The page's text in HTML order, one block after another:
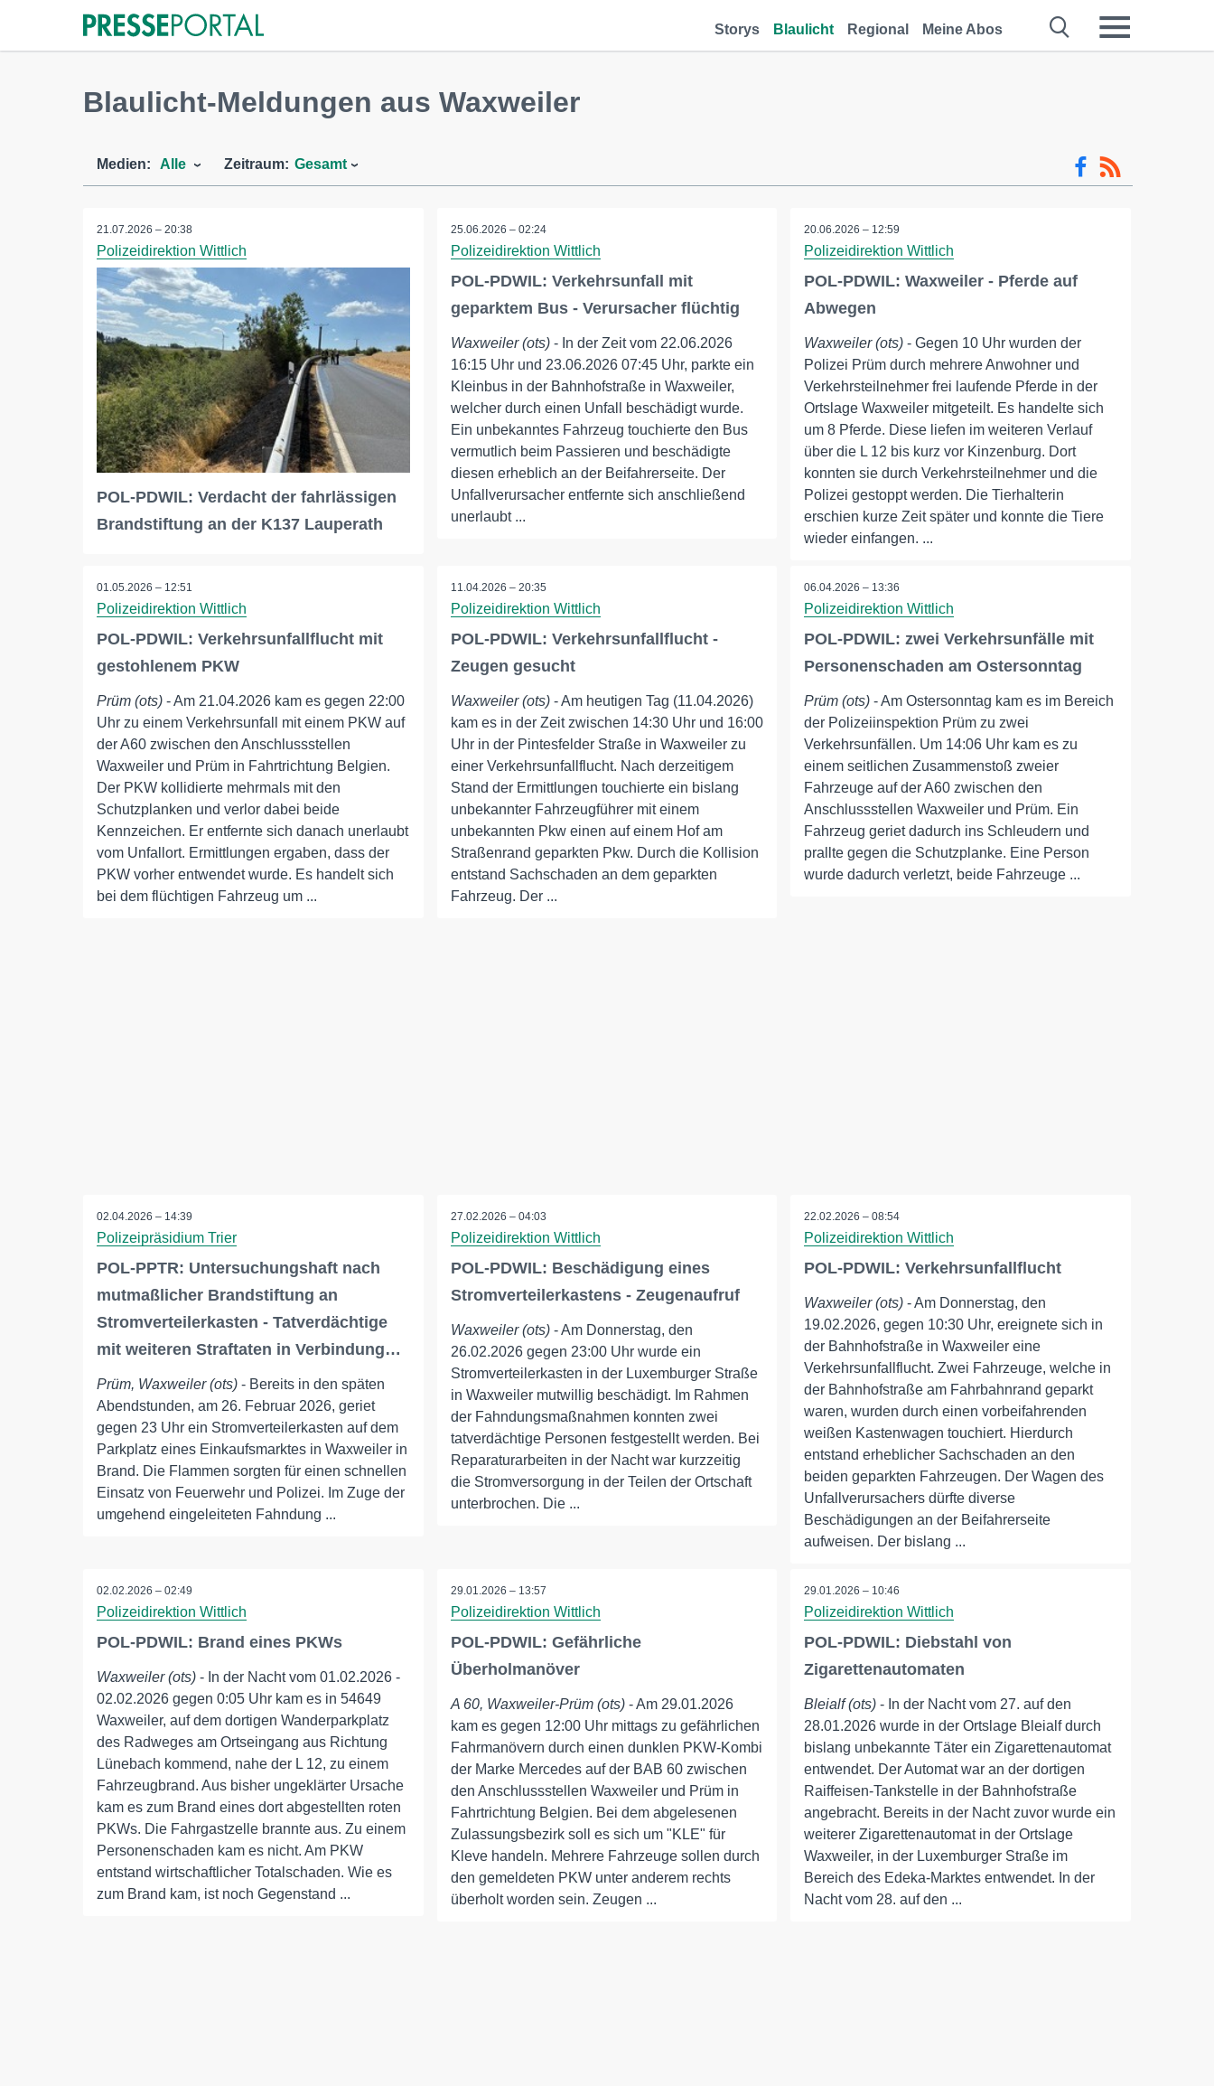
Storys Blaulicht Regional Meine Abos
Blaulicht-Meldungen aus Waxweiler
Medien: Alle Zeitraum: Gesamt
21.07.2026 – 20:38
Polizeidirektion Wittlich
POL-PDWIL: Verdacht der fahrlässigen
Brandstiftung an der K137 Lauperath
25.06.2026 – 02:24
Polizeidirektion Wittlich
POL-PDWIL: Verkehrsunfall mit
geparktem Bus - Verursacher flüchtig
Waxweiler (ots)- In der Zeit vom 22.06.2026
16:15 Uhr und 23.06.2026 07:45 Uhr, parkte ein
Kleinbus in der Bahnhofstraße in Waxweiler,
welcher durch einen Unfall beschädigt wurde.
Ein unbekanntes Fahrzeug touchierte den Bus
vermutlich beim Passieren und beschädigte
diesen erheblich an der Beifahrerseite. Der
Unfallverursacher entfernte sich anschließend
unerlaubt ...
20.06.2026 – 12:59
Polizeidirektion Wittlich
POL-PDWIL: Waxweiler - Pferde auf
Abwegen
Waxweiler (ots) - Gegen 10 Uhr wurden der
Polizei Prüm durch mehrere Anwohner und
Verkehrsteilnehmer frei laufende Pferde in der
Ortslage Waxweiler mitgeteilt. Es handelte sich
um 8 Pferde. Diese liefen im weiteren Verlauf
über die L 12 bis kurz vor Kinzenburg. Dort
konnten sie durch Verkehrsteilnehmer und die
Polizei gestoppt werden. Die Tierhalterin
erschien kurze Zeit später und konnte die Tiere
wieder einfangen. ...
01.05.2026 – 12:51
Polizeidirektion Wittlich
POL-PDWIL: Verkehrsunfallflucht mit
gestohlenem PKW
Prüm (ots) - Am 21.04.2026 kam es gegen 22:00
Uhr zu einem Verkehrsunfall mit einem PKW auf
der A60 zwischen den Anschlussstellen
Waxweiler und Prüm in Fahrtrichtung Belgien.
Der PKW kollidierte mehrmals mit den
Schutzplanken und verlor dabei beide
Kennzeichen. Er entfernte sich danach unerlaubt
vom Unfallort. Ermittlungen ergaben, dass der
PKW vorher entwendet wurde. Es handelt sich
bei dem flüchtigen Fahrzeug um ...
11.04.2026 – 20:35
Polizeidirektion Wittlich
POL-PDWIL: Verkehrsunfallflucht -
Zeugen gesucht
Waxweiler (ots)- Am heutigen Tag (11.04.2026)
kam es in der Zeit zwischen 14:30 Uhr und 16:00
Uhr in der Pintesfelder Straße in Waxweiler zu
einer Verkehrsunfallflucht. Nach derzeitigem
Stand der Ermittlungen touchierte ein bislang
unbekannter Fahrzeugführer mit einem
unbekannten Pkw einen auf einem Hof am
Straßenrand geparkten Pkw. Durch die Kollision
entstand Sachschaden an dem geparkten
Fahrzeug. Der ...
06.04.2026 – 13:36
Polizeidirektion Wittlich
POL-PDWIL: zwei Verkehrsunfälle mit
Personenschaden am Ostersonntag
Prüm (ots) - Am Ostersonntag kam es im Bereich
der Polizeiinspektion Prüm zu zwei
Verkehrsunfällen. Um 14:06 Uhr kam es zu
einem seitlichen Zusammenstoß zweier
Fahrzeuge auf der A60 zwischen den
Anschlussstellen Waxweiler und Prüm. Ein
Fahrzeug geriet dadurch ins Schleudern und
prallte gegen die Schutzplanke. Eine Person
wurde dadurch verletzt, beide Fahrzeuge ...
02.04.2026 – 14:39
Polizeipräsidium Trier
POL-PPTR: Untersuchungshaft nach
mutmaßlicher Brandstiftung an
Stromverteilerkasten - Tatverdächtige
mit weiteren Straftaten in Verbindung…
Prüm, Waxweiler (ots) - Bereits in den späten
Abendstunden, am 26. Februar 2026, geriet
gegen 23 Uhr ein Stromverteilerkasten auf dem
Parkplatz eines Einkaufsmarktes in Waxweiler in
Brand. Die Flammen sorgten für einen schnellen
Einsatz von Feuerwehr und Polizei. Im Zuge der
umgehend eingeleiteten Fahndung ...
27.02.2026 – 04:03
Polizeidirektion Wittlich
POL-PDWIL: Beschädigung eines
Stromverteilerkastens - Zeugenaufruf
Waxweiler (ots)- Am Donnerstag, den
26.02.2026 gegen 23:00 Uhr wurde ein
Stromverteilerkasten in der Luxemburger Straße
in Waxweiler mutwillig beschädigt. Im Rahmen
der Fahndungsmaßnahmen konnten zwei
tatverdächtige Personen festgestellt werden. Bei
Reparaturarbeiten in der Nacht war kurzzeitig
die Stromversorgung in der Teilen der Ortschaft
unterbrochen. Die ...
22.02.2026 – 08:54
Polizeidirektion Wittlich
POL-PDWIL: Verkehrsunfallflucht
Waxweiler (ots) - Am Donnerstag, den
19.02.2026, gegen 10:30 Uhr, ereignete sich in
der Bahnhofstraße in Waxweiler eine
Verkehrsunfallflucht. Zwei Fahrzeuge, welche in
der Bahnhofstraße am Fahrbahnrand geparkt
waren, wurden durch einen vorbeifahrenden
weißen Kastenwagen touchiert. Hierdurch
entstand erheblicher Sachschaden an den
beiden geparkten Fahrzeugen. Der Wagen des
Unfallverursachers dürfte diverse
Beschädigungen an der Beifahrerseite
aufweisen. Der bislang ...
02.02.2026 – 02:49
Polizeidirektion Wittlich
POL-PDWIL: Brand eines PKWs
Waxweiler (ots) - In der Nacht vom 01.02.2026 -
02.02.2026 gegen 0:05 Uhr kam es in 54649
Waxweiler, auf dem dortigen Wanderparkplatz
des Radweges am Ortseingang aus Richtung
Lünebach kommend, nahe der L 12, zu einem
Fahrzeugbrand. Aus bisher ungeklärter Ursache
kam es zum Brand eines dort abgestellten roten
PKWs. Die Fahrgastzelle brannte aus. Zu einem
Personenschaden kam es nicht. Am PKW
entstand wirtschaftlicher Totalschaden. Wie es
zum Brand kam, ist noch Gegenstand ...
29.01.2026 – 13:57
Polizeidirektion Wittlich
POL-PDWIL: Gefährliche
Überholmanöver
A 60, Waxweiler-Prüm (ots)- Am 29.01.2026
kam es gegen 12:00 Uhr mittags zu gefährlichen
Fahrmanövern durch einen dunklen PKW-Kombi
der Marke Mercedes auf der BAB 60 zwischen
den Anschlussstellen Waxweiler und Prüm in
Fahrtrichtung Belgien. Bei dem abgelesenen
Zulassungsbezirk soll es sich um "KLE" für
Kleve handeln. Mehrere Fahrzeuge sollen durch
den gemeldeten PKW unter anderem rechts
überholt worden sein. Zeugen ...
29.01.2026 – 10:46
Polizeidirektion Wittlich
POL-PDWIL: Diebstahl von
Zigarettenautomaten
Bleialf (ots) - In der Nacht vom 27. auf den
28.01.2026 wurde in der Ortslage Bleialf durch
bislang unbekannte Täter ein Zigarettenautomat
entwendet. Der Automat war an der dortigen
Raiffeisen-Tankstelle in der Bahnhofstraße
angebracht. Bereits in der Nacht zuvor wurde ein
weiterer Zigarettenautomat in der Ortslage
Waxweiler, in der Luxemburger Straße im
Bereich des Edeka-Marktes entwendet. In der
Nacht vom 28. auf den ...